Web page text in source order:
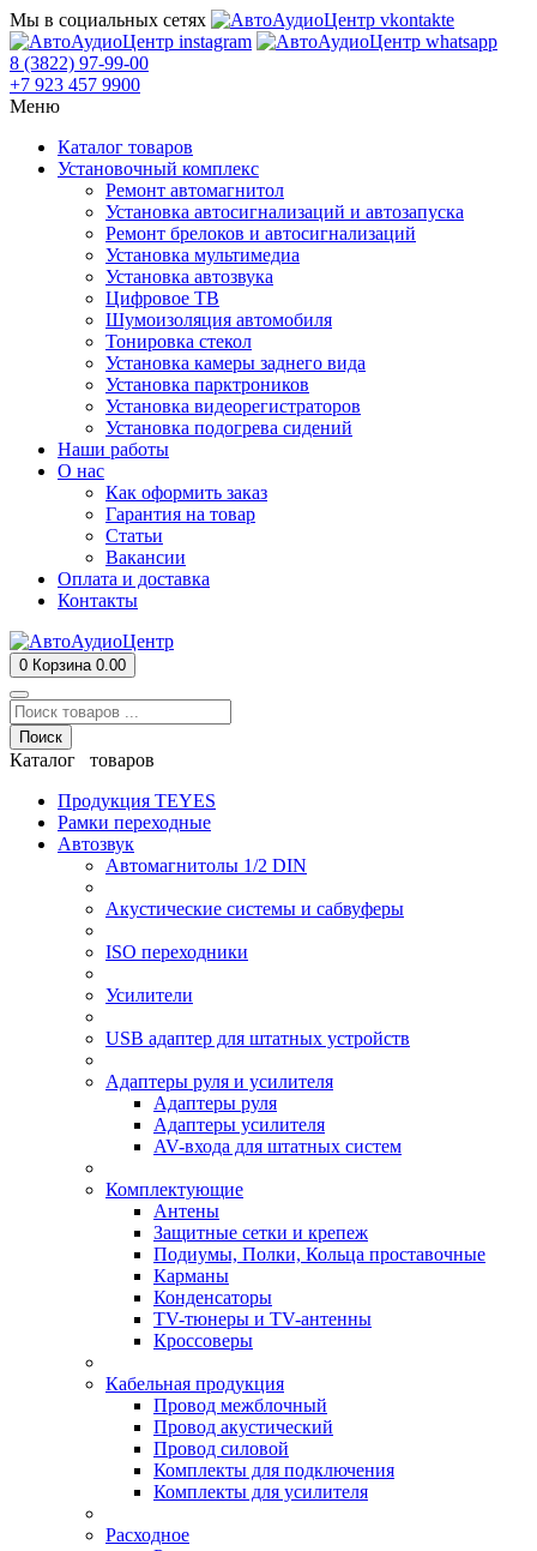
Мы в социальных сетях
8 (3822) 97-99-00
+7 923 457 9900
Меню
Каталог товаров
Установочный комплекс
Ремонт автомагнитол
Установка автосигнализаций и автозапуска
Ремонт брелоков и автосигнализаций
Установка мультимедиа
Установка автозвука
Цифровое ТВ
Шумоизоляция автомобиля
Тонировка стекол
Установка камеры заднего вида
Установка парктроников
Установка видеорегистраторов
Установка подогрева сидений
Наши работы
О нас
Как оформить заказ
Гарантия на товар
Статьи
Вакансии
Оплата и доставка
Контакты
0 Корзина 0.00
Поиск
Каталог товаров
Продукция TEYES
Рамки переходные
Автозвук
Автомагнитолы 1/2 DIN
Акустические системы и сабвуферы
ISO переходники
Усилители
USB адаптер для штатных устройств
Адаптеры руля и усилителя
Адаптеры руля
Адаптеры усилителя
AV-входа для штатных систем
Комплектующие
Антены
Защитные сетки и крепеж
Подиумы, Полки, Кольца проставочные
Карманы
Конденсаторы
TV-тюнеры и TV-антенны
Кроссоверы
Кабельная продукция
Провод межблочный
Провод акустический
Провод силовой
Комплекты для подключения
Комплекты для усилителя
Расходное